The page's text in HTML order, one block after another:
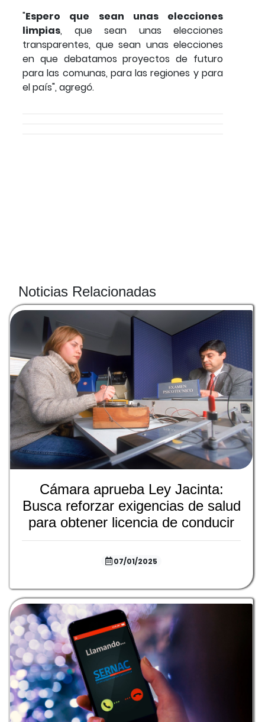
"Espero que sean unas elecciones
limpias, que sean unas elecciones
transparentes, que sean unas elecciones
en que debatamos proyectos de futuro
para las comunas, para las regiones y para
el país", agregó.
Noticias Relacionadas
Cámara aprueba Ley Jacinta:
Busca reforzar exigencias de salud
para obtener licencia de conducir
07/01/2025